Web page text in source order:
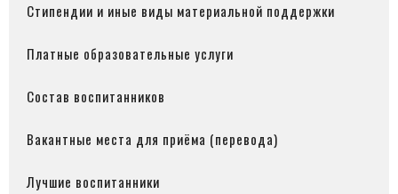
Стипендии и иные виды материальной поддержки
Платные образовательные услуги
Состав воспитанников
Вакантные места для приёма (перевода)
Лучшие воспитанники